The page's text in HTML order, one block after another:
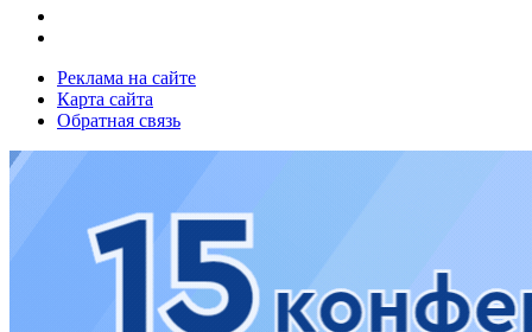
Реклама на сайте
Карта сайта
Обратная связь